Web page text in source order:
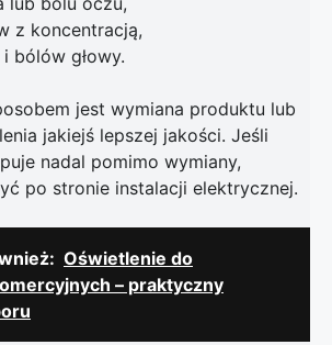
z koncentracją,
bólów głowy.
jest wymiana produktu lub
jakiejś lepszej jakości. Jeśli
nadal pomimo wymiany,
po stronie instalacji elektrycznej.
Oświetlenie do
– praktyczny